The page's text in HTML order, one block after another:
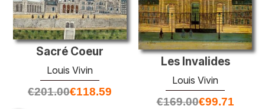
Les Invalides
Louis Vivin
€169.00€99.71
Sacré Coeur
Louis Vivin
€201.00€118.59